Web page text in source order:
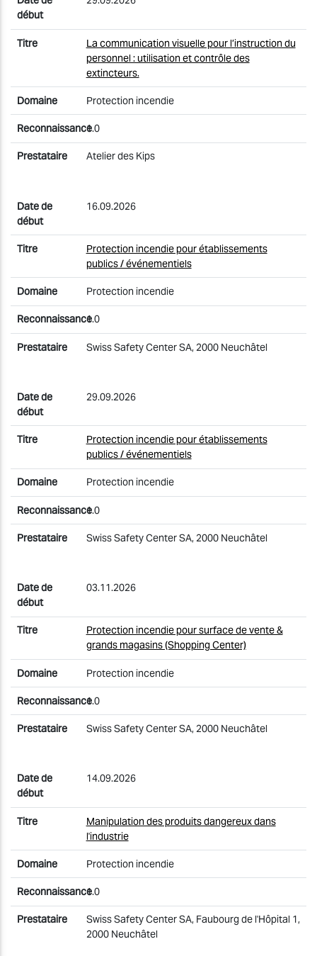
La communication visuelle pour l’instruction du
personnel : utilisation et contrôle des
extincteurs.
Protection incendie
1.0
Atelier des Kips
16.09.2026
Protection incendie pour établissements
publics / événementiels
Protection incendie
1.0
Swiss Safety Center SA, 2000 Neuchâtel
29.09.2026
Protection incendie pour établissements
publics / événementiels
Protection incendie
1.0
Swiss Safety Center SA, 2000 Neuchâtel
03.11.2026
Protection incendie pour surface de vente &
grands magasins (Shopping Center)
Protection incendie
1.0
Swiss Safety Center SA, 2000 Neuchâtel
14.09.2026
Manipulation des produits dangereux dans
l'industrie
Protection incendie
1.0
Swiss Safety Center SA, Faubourg de l'Hôpital 1,
2000 Neuchâtel